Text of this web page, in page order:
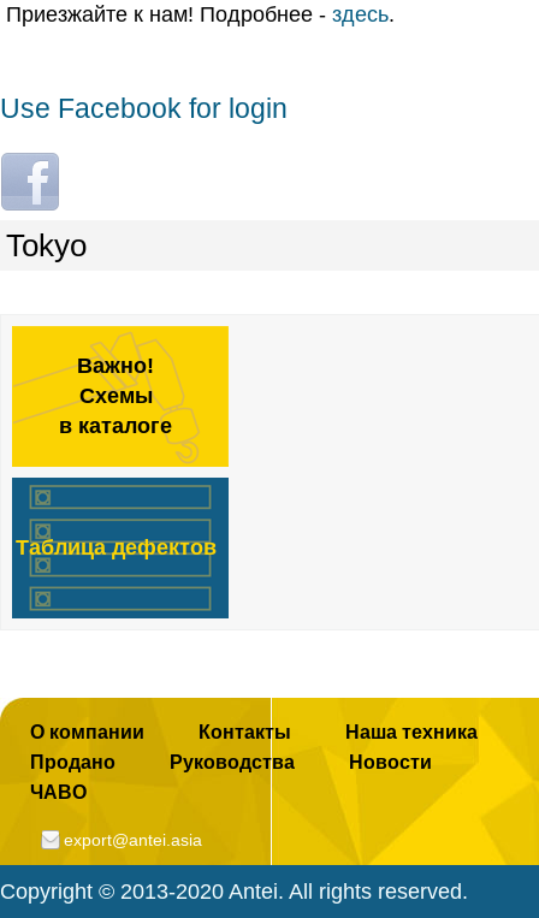
Приезжайте к нам! Подробнее - здесь.
Use Facebook for login
a
o
Tokyo
Важно!
Схемы
в каталоге
Таблица дефектов
О компании Контакты
Наша техника
Продано
Руководства
Новости
ЧАВО
export@antei.asia
Copyright © 2013-2020 Antei. All rights reserved.